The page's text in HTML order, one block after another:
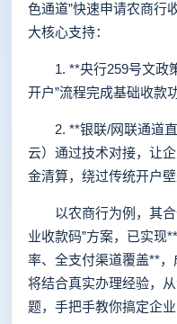
色通道”快速申请农商行
大核心支持：
1. **央行259号文政策
开户”流程完成基础收款
2. **银联/网联通道直
云）通过技术对接，让
金清算，绕过传统开户壁
以农商行为例，其合
业收款码”方案，已实现
率、全支付渠道覆盖**
将结合真实办理经验，
题，手把手教你搞定企业